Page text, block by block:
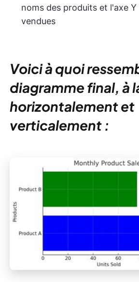
noms des produits et l'axe
vendues
Voici à quoi
diagramme final, à
horizontalement et
verticalement :